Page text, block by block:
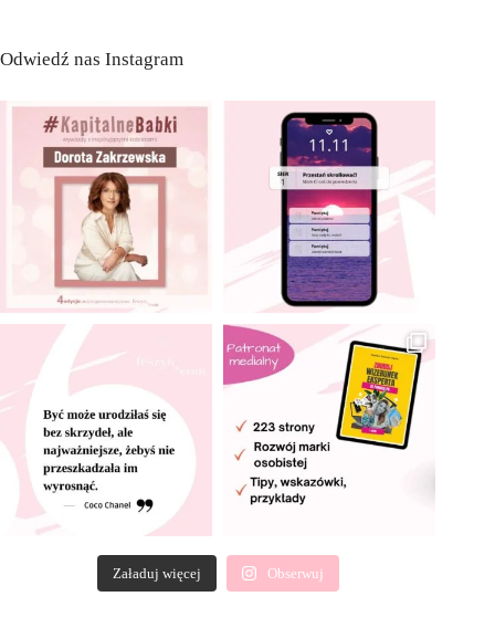
Odwiedź nas Instagram
Załaduj więcej Obserwuj